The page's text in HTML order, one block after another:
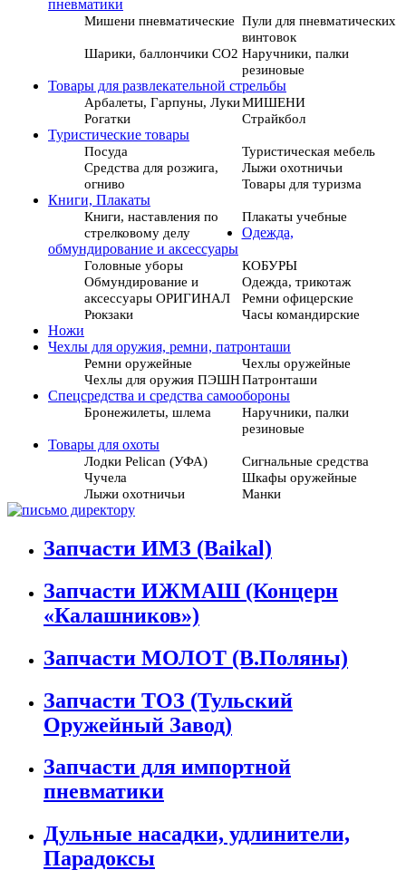
пневматики
Мишени пневматические Пули для пневматических
винтовок
Шарики, баллончики СО2 Наручники, палки
резиновые
Товары для развлекательной стрельбы
Арбалеты, Гарпуны, ЛукиМИШЕНИ
Рогатки
Страйкбол
Туристические товары
Посуда
Туристическая мебель
Средства для розжига,
огниво
Лыжи охотничьи
Товары для туризма
Книги, Плакаты
Книги, наставления по
стрелковому делу
Плакаты учебные
Одежда,
обмундирование и аксессуары
Головные уборы
КОБУРЫ
Обмундирование и
аксессуары ОРИГИНАЛ
Одежда, трикотаж
Ремни офицерские
Рюкзаки
Часы командирские
Ножи
Чехлы для оружия, ремни, патронташи
Ремни оружейные
Чехлы оружейные
Чехлы для оружия ПЭШНПатронташи
Спецсредства и средства самообороны
Бронежилеты, шлема
Наручники, палки
резиновые
Товары для охоты
Лодки Pelican (УФА)
Сигнальные средства
Чучела
Шкафы оружейные
Лыжи охотничьи
Манки
Запчасти ИМЗ (Baikal)
Запчасти ИЖМАШ (Концерн
«Калашников»)
Запчасти МОЛОТ (В.Поляны)
Запчасти ТОЗ (Тульский
Оружейный Завод)
Запчасти для импортной
пневматики
Дульные насадки, удлинители,
Парадоксы